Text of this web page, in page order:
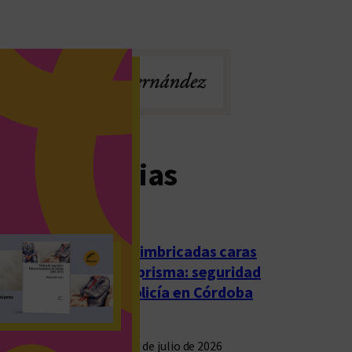
noticias
Las imbricadas caras
del prisma: seguridad
y policía en Córdoba
23 de julio de 2026